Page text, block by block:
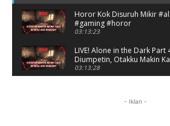
Horor Kok Disuruh Mikir
#gaming #horor
03:13:23
LIVE! Alone in the Dark Part
Diumpetin, Otakku Makin
03:13:28
- Iklan -